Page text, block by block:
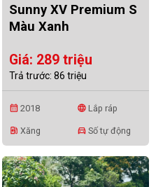
Sunny XV Premium S
Màu Xanh
Giá: 289 triệu
Trả trước: 86 triệu
calendar_month 2018 language Lắp ráp
ev_station Xăng directions_car Số tự động